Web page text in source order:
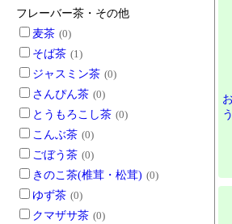
フレーバー茶・その他
麦茶 (0)
そば茶 (1)
ジャスミン茶 (0)
さんぴん茶 (0)
とうもろこし茶 (0)
こんぶ茶 (0)
ごぼう茶 (0)
きのこ茶(椎茸・松茸) (0)
ゆず茶 (0)
クマザサ茶 (0)